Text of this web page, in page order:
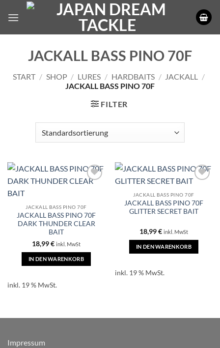
Inhalt
JACKALL BASS PINO 70F
START / SHOP / LURES / HARDBAITS / JACKALL /
JACKALL BASS PINO 70F
FILTER
JACKALL BASS PINO 70F
JACKALL BASS PINO 70F
DARK THUNDER CLEAR
BAIT
18,99€ inkl. MwSt
IN DEN WARENKORB
inkl. 19 % MwSt.
JACKALL BASS PINO 70F
JACKALL BASS PINO 70F
GLITTER SECRET BAIT
18,99€ inkl. MwSt
IN DEN WARENKORB
inkl. 19 % MwSt.
Impressum